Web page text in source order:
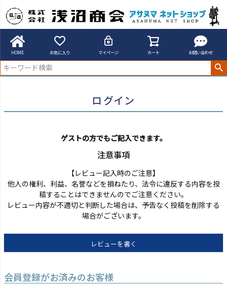
HOME お気に入り マイページ カート お問い合わせ
アサヌマネットショップ
ログイン
ゲストの方でもご記入できます。
注意事項
【レビュー記入時のご注意】
他人の権利、利益、名誉などを損ねたり、法令に違反する内容を投
稿することはできませんのでご注意ください。
レビュー内容が不適切と判断した場合は、予告なく投稿を削除する
場合がございます。
レビューを書く
会員登録がお済みのお客様